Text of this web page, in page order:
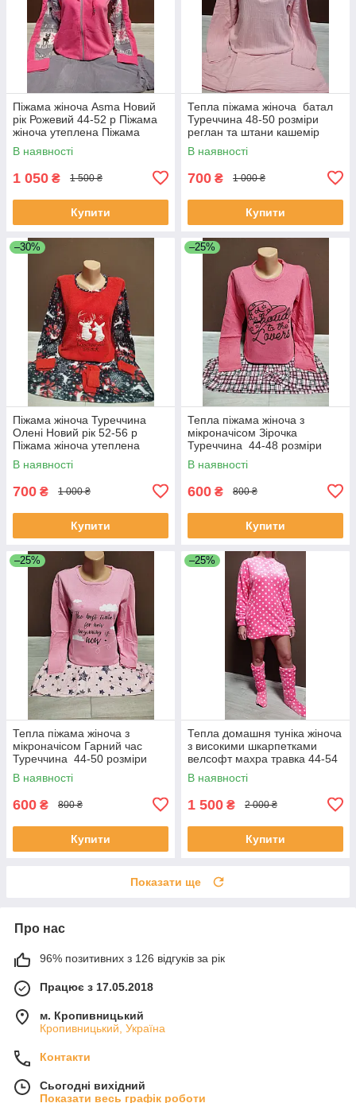
Піжама жіноча Asma Новий
рік Рожевий 44-52 р Піжама
жіноча утеплена Піжама
флісова жіноча
В наявності
1 050 ₴ 1 500 ₴
Купити
Тепла піжама жіноча батал
Туреччина 48-50 розміри
реглан та штани кашемір
рожева
В наявності
700 ₴ 1 000 ₴
Купити
–30%
Піжама жіноча Туреччина
Олені Новий рік 52-56 р
Піжама жіноча утеплена
Піжама махра та фліс жіноча
100% бавовна
В наявності
700 ₴ 1 000 ₴
Купити
–25%
Тепла піжама жіноча з
мікроначісом Зірочка
Туреччина 44-48 розміри
реглан та штани байка
рожева
В наявності
600 ₴ 800 ₴
Купити
–25%
Тепла піжама жіноча з
мікроначісом Гарний час
Туреччина 44-50 розміри
реглан та штани байка
рожева
В наявності
600 ₴ 800 ₴
Купити
–25%
Тепла домашня туніка жіноча
з високими шкарпетками
велсофт махра травка 44-54
розміри рожева
В наявності
1 500 ₴ 2 000 ₴
Купити
Показати ще
Про нас
96% позитивних з 126 відгуків за рік
Працює з 17.05.2018
м. Кропивницький
Кропивницький, Україна
Контакти
Сьогодні вихідний
Показати весь графік роботи